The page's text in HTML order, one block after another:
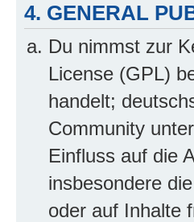
4. GENERAL
Du nimmst zur
License (GPL)
handelt;
Community
Einfluss auf die
insbesondere
oder auf Inhalte